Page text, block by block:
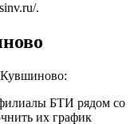
.
Кувшиново:
БТИ рядом со
их график